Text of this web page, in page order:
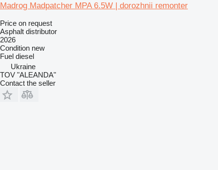
Madrog Madpatcher MPA 6.5W | dorozhnii remonter
Price on request
Asphalt distributor
2026
Condition new
Fuel diesel
Ukraine
TOV "ALEANDA"
Contact the seller